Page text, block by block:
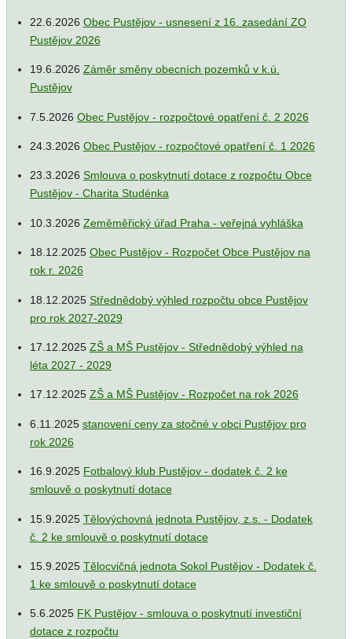
22.6.2026 Obec Pustějov - usnesení z 16. zasedání ZO
Pustějov 2026
19.6.2026 Záměr směny obecních pozemků v k.ú.
Pustějov
7.5.2026 Obec Pustějov - rozpočtové opatření č. 2 2026
24.3.2026 Obec Pustějov - rozpočtové opatření č. 1 2026
23.3.2026 Smlouva o poskytnutí dotace z rozpočtu Obce
Pustějov - Charita Studénka
10.3.2026 Zeměměřický úřad Praha - veřejná vyhláška
18.12.2025 Obec Pustějov - Rozpočet Obce Pustějov na
rok r. 2026
18.12.2025 Střednědobý výhled rozpočtu obce Pustějov
pro rok 2027-2029
17.12.2025 ZŠ a MŠ Pustějov - Střednědobý výhled na
léta 2027 - 2029
17.12.2025 ZŠ a MŠ Pustějov - Rozpočet na rok 2026
6.11.2025 stanovení ceny za stočné v obci Pustějov pro
rok 2026
16.9.2025 Fotbalový klub Pustějov - dodatek č. 2 ke
smlouvě o poskytnutí dotace
15.9.2025 Tělovýchovná jednota Pustějov, z.s. - Dodatek
č. 2 ke smlouvě o poskytnutí dotace
15.9.2025 Tělocvičná jednota Sokol Pustějov - Dodatek č.
1 ke smlouvě o poskytnutí dotace
5.6.2025 FK Pustějov - smlouva o poskytnutí investiční
dotace z rozpočtu